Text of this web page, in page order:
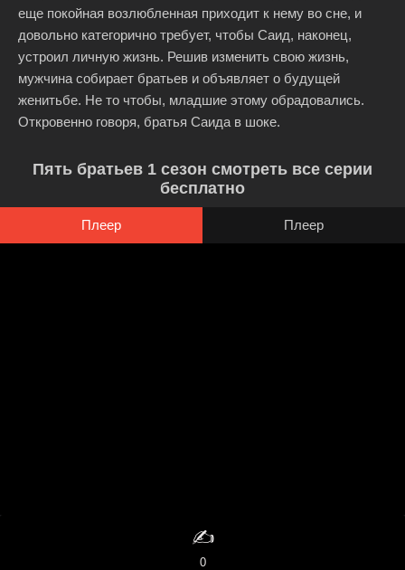
еще покойная возлюбленная приходит к нему во сне, и
довольно категорично требует, чтобы Саид, наконец,
устроил личную жизнь. Решив изменить свою жизнь,
мужчина собирает братьев и объявляет о будущей
женитьбе. Не то чтобы, младшие этому обрадовались.
Откровенно говоря, братья Саида в шоке.
Пять братьев 1 сезон смотреть все серии
бесплатно
Плеер Плеер
✍️
0